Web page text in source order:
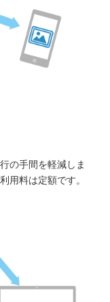
の手間を軽減しま
用料は定額です。